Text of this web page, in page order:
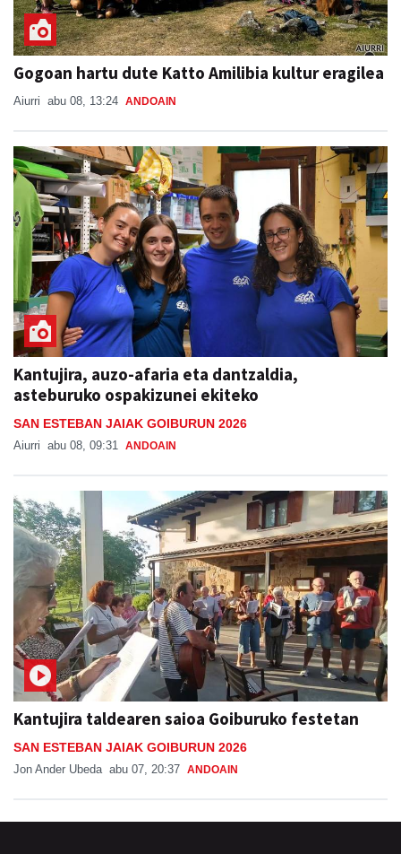
Gogoan hartu dute Katto Amilibia kultur eragilea
Aiurri abu 08, 13:24 ANDOAIN
Kantujira, auzo-afaria eta dantzaldia,
asteburuko ospakizunei ekiteko
SAN ESTEBAN JAIAK GOIBURUN 2026
Aiurri abu 08, 09:31 ANDOAIN
Kantujira taldearen saioa Goiburuko festetan
SAN ESTEBAN JAIAK GOIBURUN 2026
Jon Ander Ubeda abu 07, 20:37 ANDOAIN